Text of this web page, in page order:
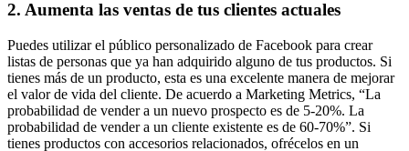
2. Aumenta las ventas de tus clientes actuales
Puedes utilizar el público personalizado de Facebook para crear
listas de personas que ya han adquirido alguno de tus productos. Si
tienes más de un producto, esta es una excelente manera de mejorar
el valor de vida del cliente. De acuerdo a Marketing Metrics, “La
probabilidad de vender a un nuevo prospecto es de 5-20%. La
probabilidad de vender a un cliente existente es de 60-70%”. Si
tienes productos con accesorios relacionados, ofrécelos en un